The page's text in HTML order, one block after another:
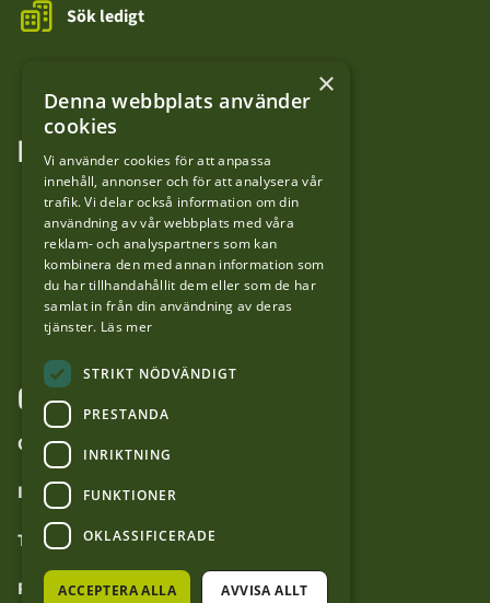
Sök ledigt
FÖLJ OSS
LinkedIn
Facebook
YouTube
OM WEBBPLATSEN
Om forvaltaren.se
Inställningar för cookies
Tillgänglighetsredogörelse
Personuppgiftshantering
×
Denna webbplats använder
cookies
Vi använder cookies för att anpassa
innehåll, annonser och för att analysera vår
trafik. Vi delar också information om din
användning av vår webbplats med våra
reklam- och analyspartners som kan
kombinera den med annan information som
du har tillhandahållit dem eller som de har
samlat in från din användning av deras
tjänster. Läs mer
STRIKT NÖDVÄNDIGT
PRESTANDA
INRIKTNING
FUNKTIONER
OKLASSIFICERADE
ACCEPTERA ALLA AVVISA ALLT